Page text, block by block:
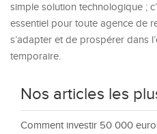
simple solution technologique ;
essentiel pour toute agence de
s’adapter et de prospérer dans
temporaire.
Nos articles les
Comment investir 50 000